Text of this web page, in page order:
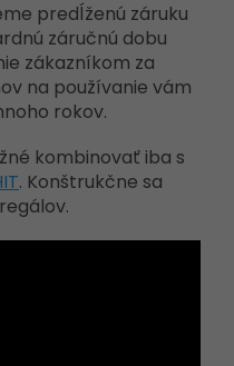
predĺženú záruku
záručnú dobu
zákazníkom za
na používanie vám
rokov.
kombinovať iba s
. Konštrukčne sa